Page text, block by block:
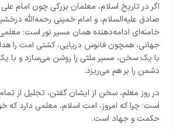
اگر در تاریخ اسلام، معلمان بزرگی چون امام علی
صادق علیه‌السلام، و امام خمینی رحمه‌الله
خامنه‌ای ادامه‌دهنده همان مسیر نور است؛
جهانی، همچون فانوس دریایی، کشتی امت را
با یک سخن، مسیر ملتی را روشن می‌سازد و با
دشمن را بر هم می‌ریزد.
در روز معلم، سخن از ایشان گفتن، تجلیل از
است؛ چرا که امروز، امت اسلام، معلمی دارد که
حکمت و جهاد است.